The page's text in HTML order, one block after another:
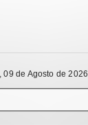
09 de Agosto de 2026